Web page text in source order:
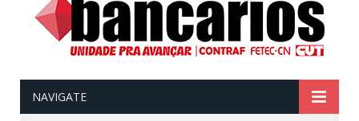
NAVIGATE